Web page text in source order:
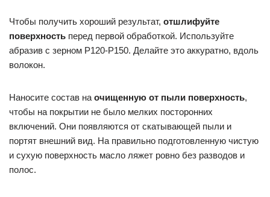
Чтобы получить хороший результат, отшлифуйте
поверхность перед первой обработкой. Используйте
абразив с зерном Р120-Р150. Делайте это аккуратно, вдоль
волокон.
Наносите состав на очищенную от пыли поверхность,
чтобы на покрытии не было мелких посторонних
включений. Они появляются от скатывающей пыли и
портят внешний вид. На правильно подготовленную чистую
и сухую поверхность масло ляжет ровно без разводов и
полос.